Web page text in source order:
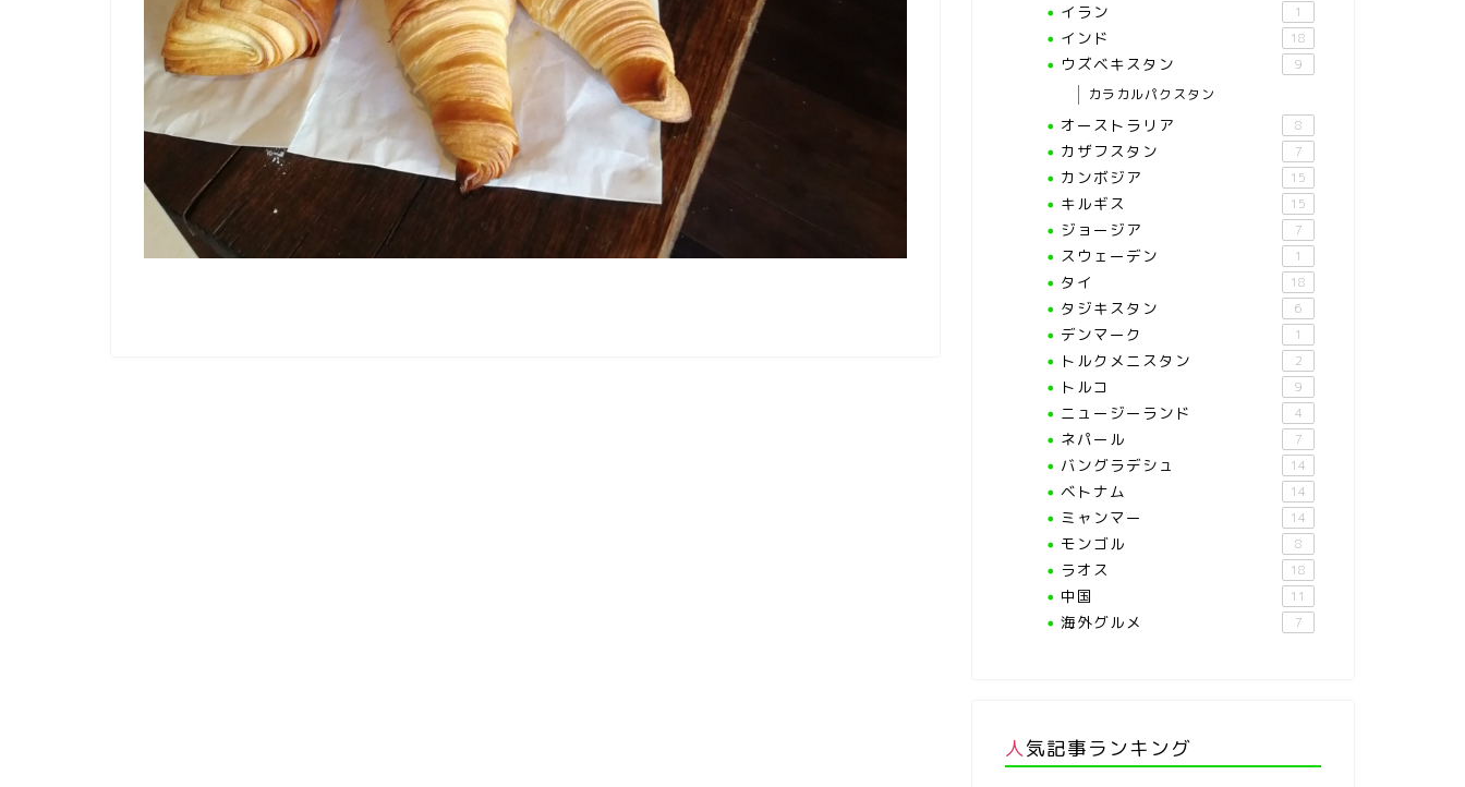
イラン 1
インド 18
ウズベキスタン 9
カラカルパクスタン
オーストラリア 8
カザフスタン 7
カンボジア 15
キルギス 15
ジョージア 7
スウェーデン 1
タイ 18
タジキスタン 6
デンマーク 1
トルクメニスタン 2
トルコ 9
ニュージーランド 4
ネパール 7
バングラデシュ 14
ベトナム 14
ミャンマー 14
モンゴル 8
ラオス 18
中国 11
海外グルメ 7
人気記事ランキング